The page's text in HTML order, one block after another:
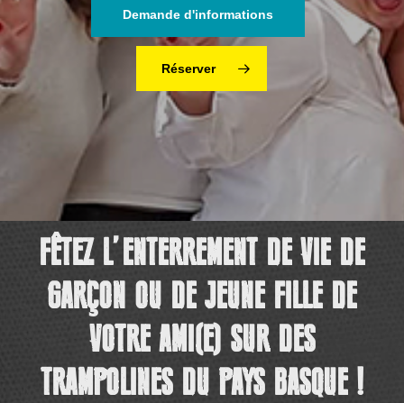
Demande d'informations
Réserver
FÊTEZ L’ENTERREMENT DE VIE DE
GARÇON OU DE JEUNE FILLE DE
VOTRE AMI(E) SUR DES
TRAMPOLINES DU PAYS BASQUE !